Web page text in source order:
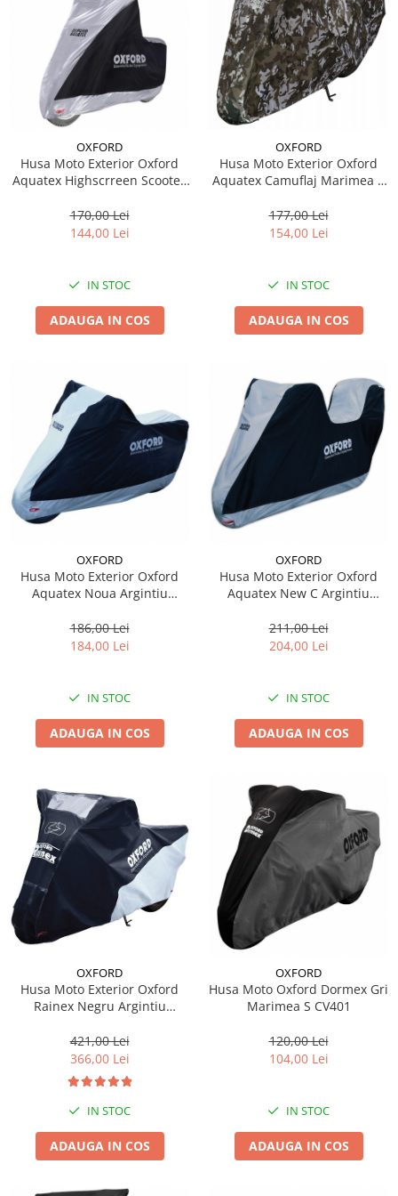
Suporti si placi prindere
OXFORD
Husa Moto Exterior Oxford
Aquatex Highscrreen Scootes
CV216
170,00 Lei
144,00 Lei
IN STOC
ADAUGA IN COS
OXFORD
Husa Moto Exterior Oxford
Aquatex Camuflaj Marimea S
177,00 Lei
154,00 Lei
IN STOC
ADAUGA IN COS
OXFORD
Husa Moto Exterior Oxford
Aquatex Noua Argintiu
186,00 Lei
184,00 Lei
IN STOC
ADAUGA IN COS
OXFORD
Husa Moto Exterior Oxford
Aquatex New C Argintiu
211,00 Lei
204,00 Lei
IN STOC
ADAUGA IN COS
OXFORD
Husa Moto Exterior Oxford
Rainex Negru Argintiu
421,00 Lei
366,00 Lei
IN STOC
ADAUGA IN COS
OXFORD
Husa Moto Oxford Dormex Gri
Marimea S CV401
120,00 Lei
104,00 Lei
IN STOC
ADAUGA IN COS